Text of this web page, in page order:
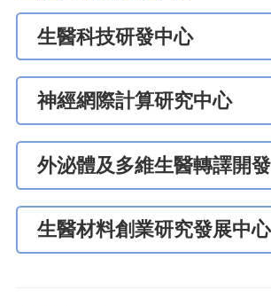
生醫科技研發中心
神經網際計算研究中心
外泌體及多維生醫轉譯開
生醫材料創業研究發展中心